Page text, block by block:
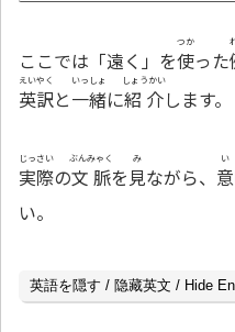
ここでは「遠く」を使
つか
った
英訳
えいやく
と一緒
いっしょ
に紹介
しょうかい
します。
実際
じっさい
の文脈
ぶんみゃく
を見
み
ながら、
い。
英語を隠す / 隐藏英文 / Hide